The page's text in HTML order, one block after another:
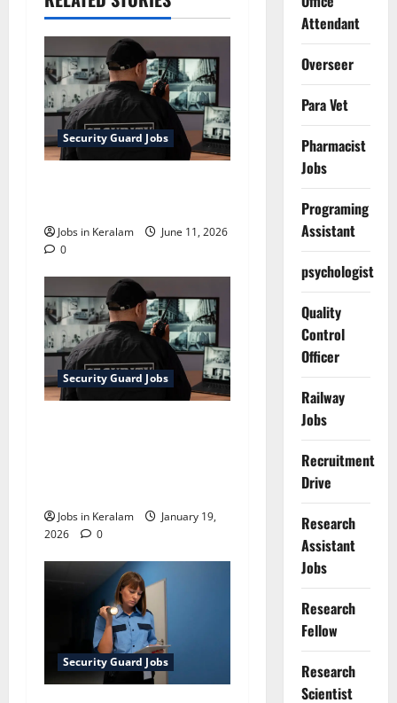
Security Guard Jobs
Jobs in Keralam
June 11, 2026
0
Security Guard Jobs
Jobs in Keralam
January 19,
2026
0
Security Guard Jobs
Attendant
Overseer
Para Vet
Pharmacist
Jobs
Programing
Assistant
psychologist
Quality
Control
Officer
Railway
Jobs
Recruitment
Drive
Research
Assistant
Jobs
Research
Fellow
Research
Scientist